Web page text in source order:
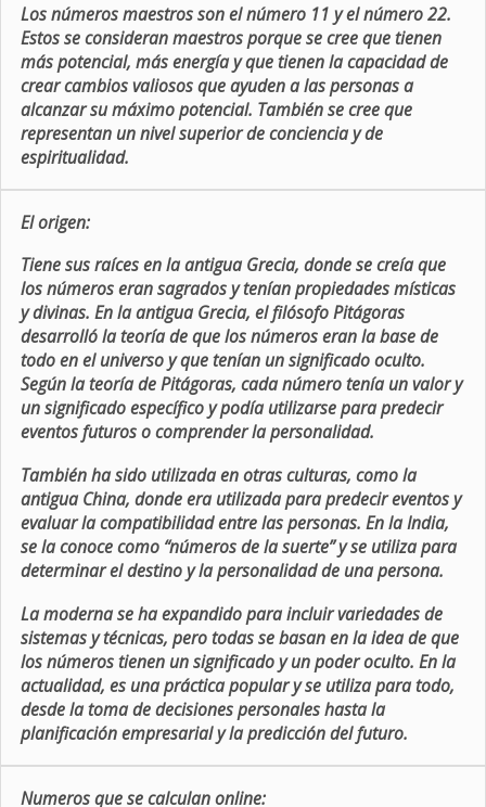
Los números maestros son el número 11 y el número 22.
Estos se consideran maestros porque se cree que tienen
más potencial, más energía y que tienen la capacidad de
crear cambios valiosos que ayuden a las personas a
alcanzar su máximo potencial. También se cree que
representan un nivel superior de conciencia y de
espiritualidad.
El origen:
Tiene sus raíces en la antigua Grecia, donde se creía que
los números eran sagrados y tenían propiedades místicas
y divinas. En la antigua Grecia, el filósofo Pitágoras
desarrolló la teoría de que los números eran la base de
todo en el universo y que tenían un significado oculto.
Según la teoría de Pitágoras, cada número tenía un valor y
un significado específico y podía utilizarse para predecir
eventos futuros o comprender la personalidad.
También ha sido utilizada en otras culturas, como la
antigua China, donde era utilizada para predecir eventos y
evaluar la compatibilidad entre las personas. En la India,
se la conoce como “números de la suerte” y se utiliza para
determinar el destino y la personalidad de una persona.
La moderna se ha expandido para incluir variedades de
sistemas y técnicas, pero todas se basan en la idea de que
los números tienen un significado y un poder oculto. En la
actualidad, es una práctica popular y se utiliza para todo,
desde la toma de decisiones personales hasta la
planificación empresarial y la predicción del futuro.
Numeros que se calculan online: